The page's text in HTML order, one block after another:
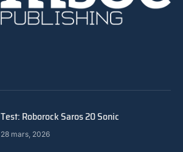
Test: Roborock Saros 20 Sonic
28 mars, 2026